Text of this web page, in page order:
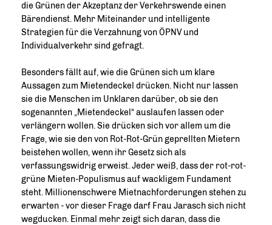
die Grünen der Akzeptanz der Verkehrswende einen
Bärendienst. Mehr Miteinander und intelligente
Strategien für die Verzahnung von ÖPNV und
Individualverkehr sind gefragt.
Besonders fällt auf, wie die Grünen sich um klare
Aussagen zum Mietendeckel drücken. Nicht nur lassen
sie die Menschen im Unklaren darüber, ob sie den
sogenannten „Mietendeckel“ auslaufen lassen oder
verlängern wollen. Sie drücken sich vor allem um die
Frage, wie sie den von Rot-Rot-Grün geprellten Mietern
beistehen wollen, wenn ihr Gesetz sich als
verfassungswidrig erweist. Jeder weiß, dass der rot-rot-
grüne Mieten-Populismus auf wackligem Fundament
steht. Millionenschwere Mietnachforderungen stehen zu
erwarten - vor dieser Frage darf Frau Jarasch sich nicht
wegducken. Einmal mehr zeigt sich daran, dass die